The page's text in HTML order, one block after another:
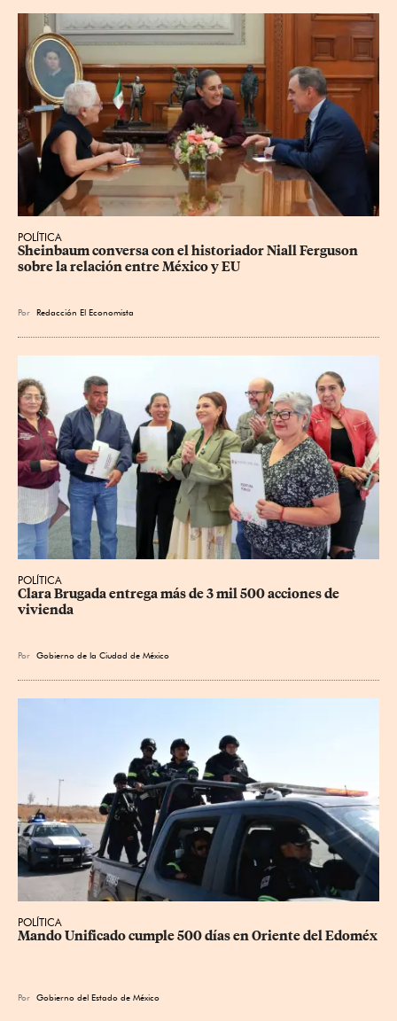
POLÍTICA
Sheinbaum conversa con el historiador Niall Ferguson
sobre la relación entre México y EU
Por Redacción El Economista
POLÍTICA
Clara Brugada entrega más de 3 mil 500 acciones de
vivienda
Por Gobierno de la Ciudad de México
POLÍTICA
Mando Unificado cumple 500 días en Oriente del Edoméx
Por Gobierno del Estado de México